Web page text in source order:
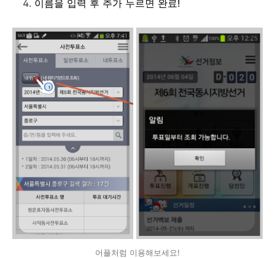
이름을 입력 후 추가 누르면 완료!
어플처럼 이용해보세요!